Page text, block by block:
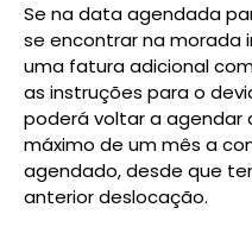
Se na data agendada
se encontrar na morada
uma fatura adicional
as instruções para o
poderá voltar a agendar
máximo de um mês a
agendado, desde que
anterior deslocação.